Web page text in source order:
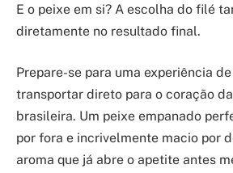
E o peixe em si? A escolha do filé
diretamente no resultado final.
Prepare-se para uma experiência
transportar direto para o coração
brasileira. Um peixe empanado
por fora e incrivelmente macio por
aroma que já abre o apetite antes